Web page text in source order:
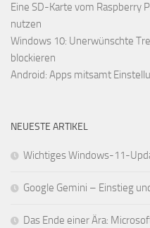
Eine SD-Karte vom Raspberry
nutzen
Windows 10: Unerwünschte
blockieren
Android: Apps mitsamt
NEUESTE ARTIKEL
Wichtiges Windows-11-
Google Gemini – Einstieg
Das Ende einer Ära: